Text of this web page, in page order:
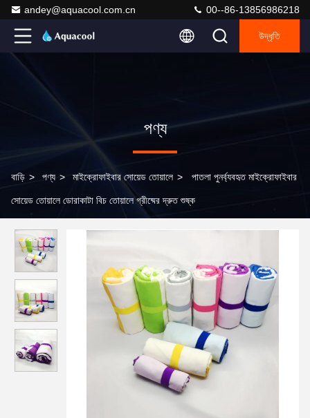
andey@aquacool.com.cn 00--86-13856986218
উদ্ধৃতি
পণ্য
বাড়ি > পণ্য > মাইক্রোফাইবার সোয়েড তোয়ালে > পাতলা পুনর্ব্যবহৃত মাইক্রোফাইবার
সোয়েড তোয়ালে ডোরাকাটা বিচ তোয়ালে গ্রীষ্মের দ্রুত শুষ্ক